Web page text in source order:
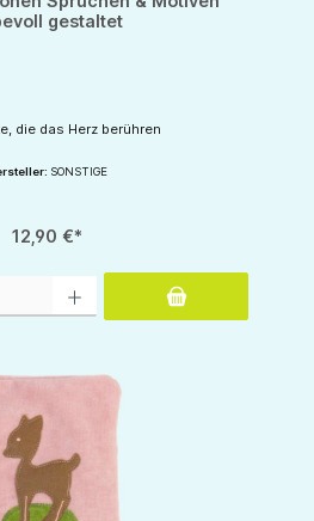
gestaltet
die das Herz berühren
SONSTIGE
12,90 €*